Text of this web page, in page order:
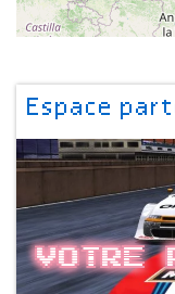
Espace
Votre